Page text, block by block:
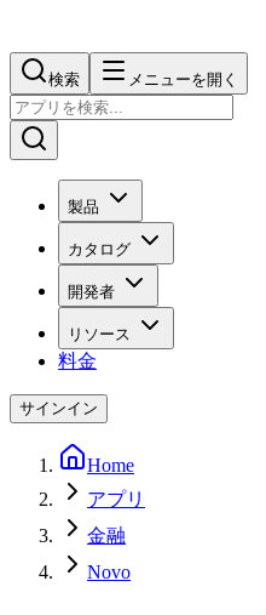
検索 メニューを開く
製品
カタログ
開発者
リソース
料金
サインイン
Home
アプリ
金融
Novo